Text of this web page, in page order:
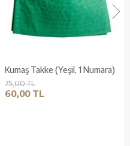
Kumaş Takke (Yeşil, 1 Numara)
75,00 TL
60,00 TL